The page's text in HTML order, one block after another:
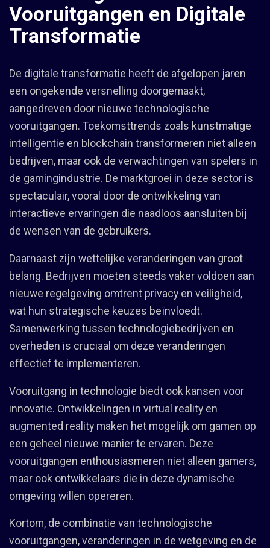
Vooruitgangen en Digitale
Transformatie
De digitale transformatie heeft de afgelopen jaren
een ongekende versnelling doorgemaakt,
aangedreven door nieuwe technologische
vooruitgangen. Toekomsttrends zoals kunstmatige
intelligentie en blockchain transformeren niet alleen
bedrijven, maar ook de verwachtingen van spelers in
de gamingindustrie. De marktgroei in deze sector is
spectaculair, vooral door de ontwikkeling van
interactieve ervaringen die naadloos aansluiten bij
de wensen van de gebruikers.
Daarnaast zijn wettelijke veranderingen van groot
belang. Bedrijven moeten steeds vaker voldoen aan
nieuwe regelgeving omtrent privacy en veiligheid,
wat hun strategische keuzes beïnvloedt.
Samenwerking tussen technologiebedrijven en
overheden is cruciaal om deze veranderingen
effectief te implementeren.
Vooruitgang in technologie biedt ook kansen voor
innovatie. Ontwikkelingen in virtual reality en
augmented reality maken het mogelijk om gamen op
een geheel nieuwe manier te ervaren. Deze
vooruitgangen enthousiasmeren niet alleen gamers,
maar ook ontwikkelaars die in deze dynamische
omgeving willen opereren.
Kortom, de combinatie van technologische
vooruitgangen, veranderingen in de wetgeving en de